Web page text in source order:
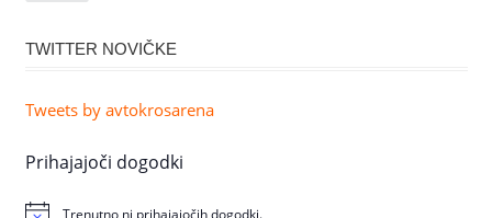
TWITTER NOVIČKE
Tweets by avtokrosarena
Prihajajoči dogodki
Trenutno ni prihajajočih dogodki.